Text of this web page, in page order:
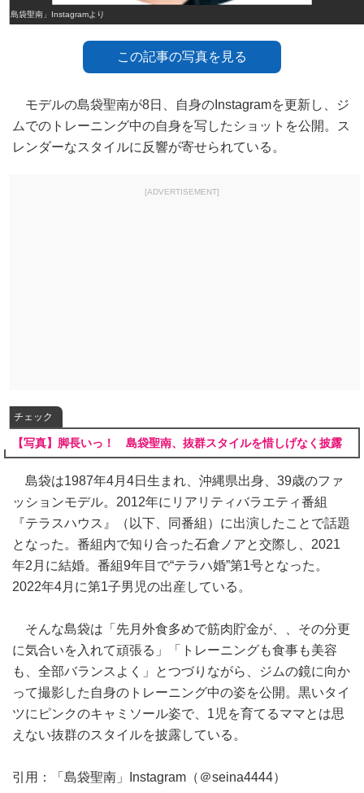
「島袋聖南」Instagramより
この記事の写真を見る
モデルの島袋聖南が8日、自身のInstagramを更新し、ジ
ムでのトレーニング中の自身を写したショットを公開。ス
レンダーなスタイルに反響が寄せられている。
[ADVERTISEMENT]
チェック
【写真】脚長いっ！ 島袋聖南、抜群スタイルを惜しげなく披露
島袋は1987年4月4日生まれ、沖縄県出身、39歳のファ
ッションモデル。2012年にリアリティバラエティ番組
『テラスハウス』（以下、同番組）に出演したことで話題
となった。番組内で知り合った石倉ノアと交際し、2021
年2月に結婚。番組9年目で“テラハ婚”第1号となった。
2022年4月に第1子男児の出産している。
そんな島袋は「先月外食多めで筋肉貯金が、、その分更
に気合いを入れて頑張る」「トレーニングも食事も美容
も、全部バランスよく」とつづりながら、ジムの鏡に向か
って撮影した自身のトレーニング中の姿を公開。黒いタイ
ツにピンクのキャミソール姿で、1児を育てるママとは思
えない抜群のスタイルを披露している。
引用：「島袋聖南」Instagram（＠seina4444）